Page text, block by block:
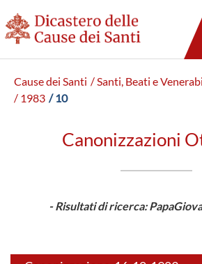
Cause dei Santi / Santi, Beati e
/ 1983 / 10
Canonizzazioni
- Risultati di ricerca: